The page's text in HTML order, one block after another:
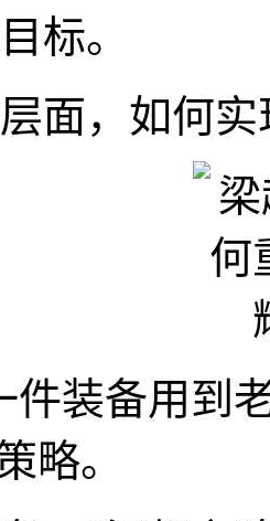
标。
面，如何
件装备用到
略。